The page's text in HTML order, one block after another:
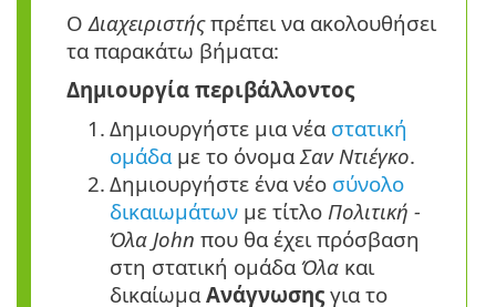
ΟΔιαχειριστήςπρέπει να ακολουθήσει
τα παρακάτω βήματα:
Δημιουργία περιβάλλοντος
1. Δημιουργήστε μια νέα στατική
ομάδαμε το όνομαΣαν Ντιέγκο.
2. Δημιουργήστε ένα νέο σύνολο
δικαιωμάτων με τίτλο Πολιτική -
Όλα John που θα έχει πρόσβαση
στη στατική ομάδαΌλα και
δικαίωμαΑνάγνωσης για το